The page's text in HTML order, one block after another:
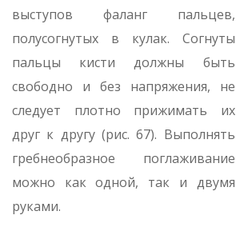
выступов фаланг пальцев,
полусогнутых в кулак. Согнуты
пальцы кисти должны быть
свободно и без напряжения, не
следует плотно прижимать их
друг к другу (рис. 67). Выполнять
гребнеобразное поглаживание
можно как одной, так и двумя
руками.